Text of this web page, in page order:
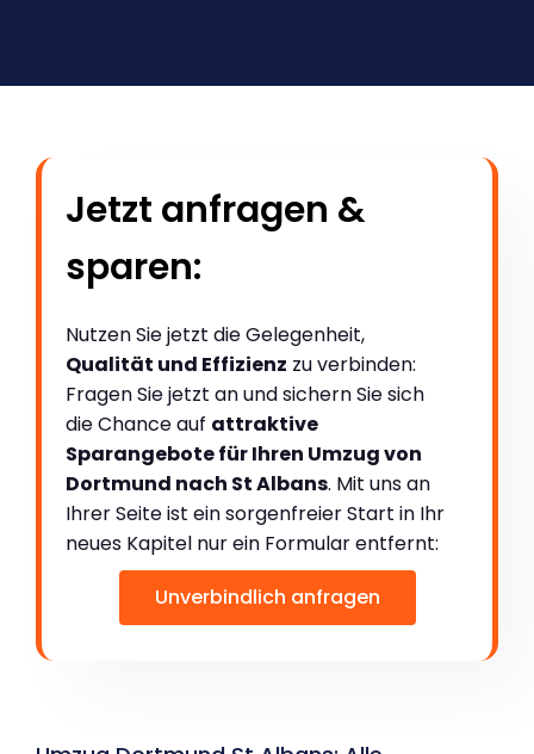
Jetzt anfragen &
sparen:
Nutzen Sie jetzt die Gelegenheit,
Qualität und Effizienz zu verbinden:
Fragen Sie jetzt an und sichern Sie sich
die Chance auf attraktive
Sparangebote für Ihren Umzug von
Dortmund nach St Albans. Mit uns an
Ihrer Seite ist ein sorgenfreier Start in Ihr
neues Kapitel nur ein Formular entfernt:
Unverbindlich anfragen